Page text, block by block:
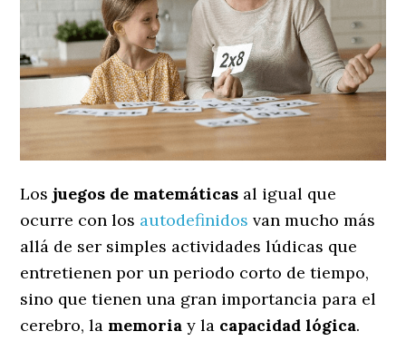
Los juegos de matemáticas al igual que
ocurre con los autodefinidos van mucho más
allá de ser simples actividades lúdicas que
entretienen por un periodo corto de tiempo,
sino que tienen una gran importancia para el
cerebro, la memoria y la capacidad lógica.